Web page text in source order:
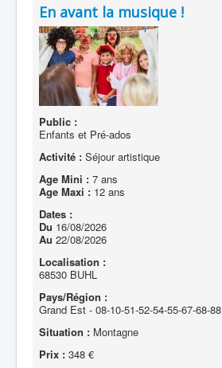
En avant la musique !
Public :
Enfants et Pré-ados
Activité : Séjour artistique
Age Mini : 7 ans
Age Maxi : 12 ans
Dates :
Du 16/08/2026
Au 22/08/2026
Localisation :
68530 BUHL
Pays/Région :
Grand Est - 08-10-51-52-54-55-67-68-88
Situation : Montagne
Prix : 348 €